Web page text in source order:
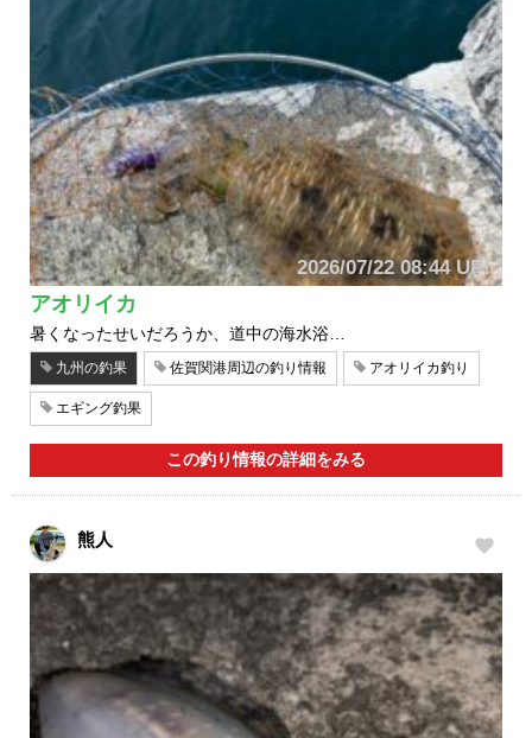
2026/07/22 08:44 UP!
アオリイカ
暑くなったせいだろうか、道中の海水浴…
九州の釣果 佐賀関港周辺の釣り情報 アオリイカ釣り
エギング釣果
この釣り情報の詳細をみる
熊人